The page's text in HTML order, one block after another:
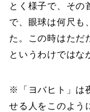
とく様子で、その
で、眼球は何尺も
た。この時はただ
というわけではな
※「ヨバヒト」は
せる人をこのよう